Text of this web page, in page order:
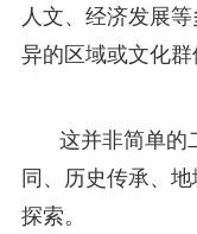
人文、经济发展
异的区域或文化群
这并非简单的
同、历史传承、
探索。